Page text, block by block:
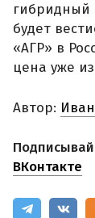
гибридный
будет
«АГР» в
цена уже
Автор:
ВКонтакте